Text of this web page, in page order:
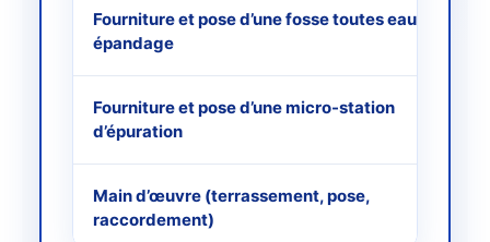
Fourniture et pose d’une fosse toutes eaux +
épandage
Fourniture et pose d’une micro-station
d’épuration
Main d’œuvre (terrassement, pose,
raccordement)